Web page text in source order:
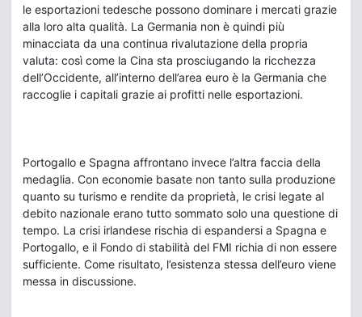
le esportazioni tedesche possono dominare i mercati grazie
alla loro alta qualità. La Germania non è quindi più
minacciata da una continua rivalutazione della propria
valuta: così come la Cina sta prosciugando la ricchezza
dell’Occidente, all’interno dell’area euro è la Germania che
raccoglie i capitali grazie ai profitti nelle esportazioni.
Portogallo e Spagna affrontano invece l’altra faccia della
medaglia. Con economie basate non tanto sulla produzione
quanto su turismo e rendite da proprietà, le crisi legate al
debito nazionale erano tutto sommato solo una questione di
tempo. La crisi irlandese rischia di espandersi a Spagna e
Portogallo, e il Fondo di stabilità del FMI richia di non essere
sufficiente. Come risultato, l’esistenza stessa dell’euro viene
messa in discussione.